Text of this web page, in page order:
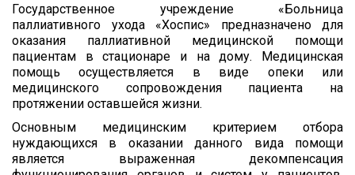
Государственное учреждение «Больница
паллиативного ухода «Хоспис» предназначено для
оказания паллиативной медицинской помощи
пациентам в стационаре и на дому. Медицинская
помощь осуществляется в виде опеки или
медицинского сопровождения пациента на
протяжении оставшейся жизни.
Основным медицинским критерием отбора
нуждающихся в оказании данного вида помощи
является выраженная декомпенсация